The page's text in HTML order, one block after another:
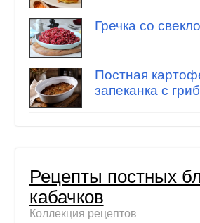
Гречка со
Постная
запеканка с
Рецепты постных
кабачков
Коллекция рецептов